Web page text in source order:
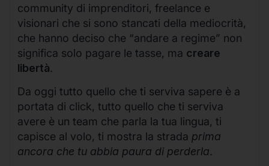
community di imprenditori, freelance e
visionari che si sono stancati della mediocrità,
che hanno deciso che “andare a regime” non
significa solo pagare le tasse, ma creare
libertà.
Da oggi tutto quello che ti serviva sapere è a
portata di click, tutto quello che ti serviva
avere è un team che parla la tua lingua, ti
capisce al volo, ti mostra la strada prima
ancora che tu abbia paura di perderla.